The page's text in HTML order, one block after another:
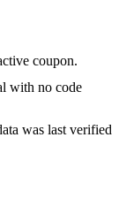
coupon.
with no code
was last verified